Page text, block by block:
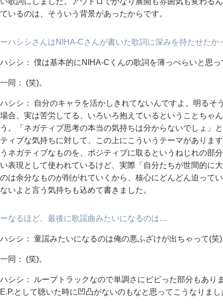
ているのは、そういう背景があったからです。
ーハシシさんはNIHA-Cさんが書いた歌詞に深みを持たせたか
ハシシ： 僕は基本的にNIHA-Cくんの歌詞を薄っぺらいと思
一同： (笑)。
ハシシ： 自分のキャラを活かしきれてないんですよ。明るそ
場合、実は苦労してる、いろいろ抱えているということちゃ
う。「ネガティブ思考の本当の気持ちは分からないでしょ」
ティブな気持ちに対して、この上にこういうテーマがありま
うネガティブなものを、ポジティブに取るというねじれの部
い表現として使われているけど、実際「自分たちが世間的に
のは余分なものが削がれていくから、核心にどんどん迫って
ないよと言う気持ちも込めて書きました。
ーなるほど。最後に歌謡曲みたいになるのは…
ハシシ： 童謡みたいになるのは俺の悪ふざけが出ちゃって(笑
一同： (笑)。
ハシシ： ループトラックなので単調さにビビった部分もあり
E.P.として聴いた時に凹凸がないのもなと思ってこうなりまし